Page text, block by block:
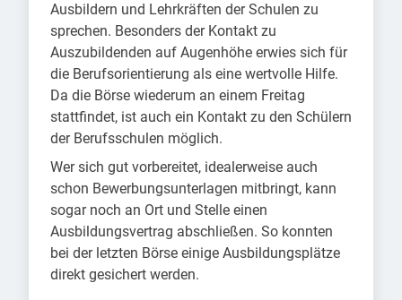
Ausbildern und Lehrkräften der Schulen zu
sprechen. Besonders der Kontakt zu
Auszubildenden auf Augenhöhe erwies sich für
die Berufsorientierung als eine wertvolle Hilfe.
Da die Börse wiederum an einem Freitag
stattfindet, ist auch ein Kontakt zu den Schülern
der Berufsschulen möglich.
Wer sich gut vorbereitet, idealerweise auch
schon Bewerbungsunterlagen mitbringt, kann
sogar noch an Ort und Stelle einen
Ausbildungsvertrag abschließen. So konnten
bei der letzten Börse einige Ausbildungsplätze
direkt gesichert werden.